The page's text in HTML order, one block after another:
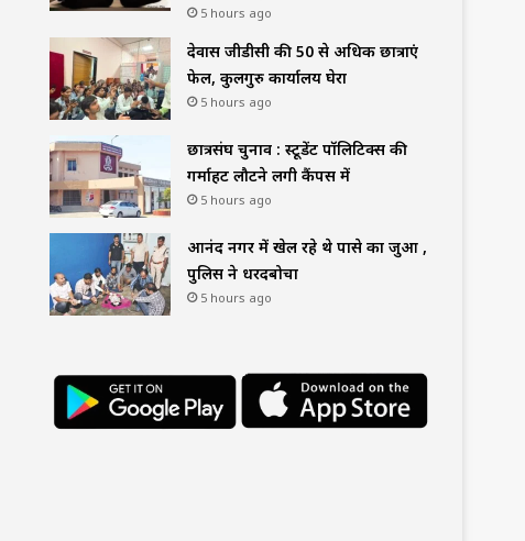
5 hours ago
देवास जीडीसी की 50 से अधिक छात्राएं
फेल, कुलगुरु कार्यालय घेरा
5 hours ago
छात्रसंघ चुनाव : स्टूडेंट पॉलिटिक्स की
गर्माहट लौटने लगी कैंपस में
5 hours ago
आनंद नगर में खेल रहे थे पासे का जुआ ,
पुलिस ने धरदबोचा
5 hours ago